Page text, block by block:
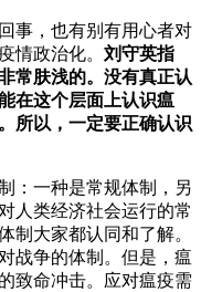
事，也有别有用心者对
情政治化。 刘守英指
常肤浅的。没有真正认
在这个层面上认识瘟
所以，一定要正确认识
：一种是常规体制，另
人类经济社会运行的常
制大家都认同和了解。
战争的体制。但是，瘟
致命冲击。应对瘟疫需